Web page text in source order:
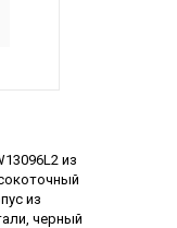
из
из
черный